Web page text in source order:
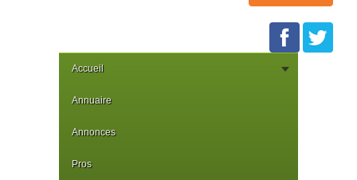
Accueil
Annuaire
Annonces
Pros